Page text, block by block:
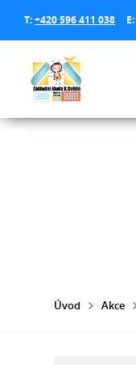
T:+420 596 411 038 E:
Úvod Akce